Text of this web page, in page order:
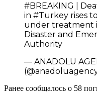
#BREAKING |
in #Turkey rises
under treatment
Disaster and
Authority
— ANADOLU
Ранее сообщалось о 58